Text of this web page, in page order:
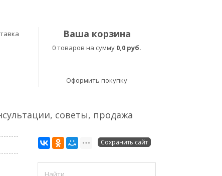
Ваша корзина
0 товаров на сумму 0,0 руб.
Оформить покупку
советы, продажа
Сохранить сайт